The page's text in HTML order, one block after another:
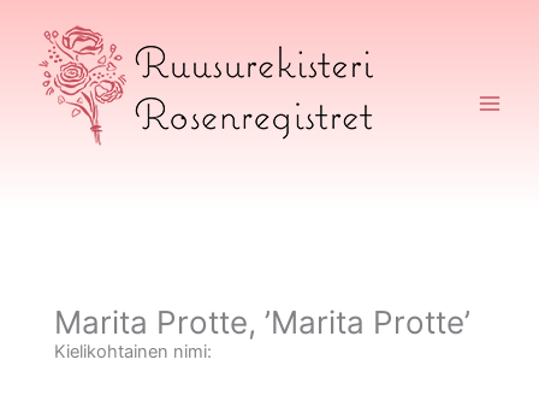
sisältöön
Marita Protte, ’Marita Protte’
Kielikohtainen nimi: